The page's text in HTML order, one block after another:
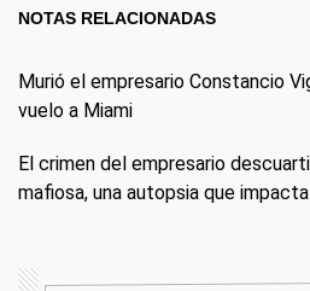
NOTAS RELACIONADAS
Murió el empresario Constancio
vuelo a Miami
El crimen del empresario
mafiosa, una autopsia que